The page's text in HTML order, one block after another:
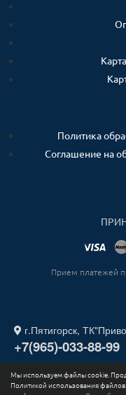
Мы используем файлы cookie.
Политикой использования
Политика
Соглашение на
Прием платежей
г.Пятигорск,
+7(965)-033-88-99
2026. Все права